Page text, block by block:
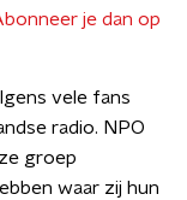
je dan op
vele fans
radio. NPO
groep
waar zij hun